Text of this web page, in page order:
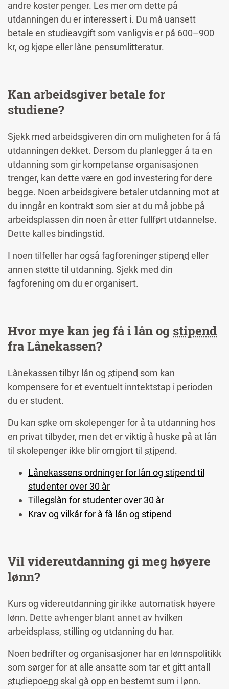
andre koster penger. Les mer om dette på
utdanningen du er interessert i. Du må uansett
betale en studieavgift som vanligvis er på 600–900
kr, og kjøpe eller låne pensumlitteratur.
Kan arbeidsgiver betale for
studiene?
Sjekk med arbeidsgiveren din om muligheten for å få
utdanningen dekket. Dersom du planlegger å ta en
utdanning som gir kompetanse organisasjonen
trenger, kan dette være en god investering for dere
begge. Noen arbeidsgivere betaler utdanning mot at
du inngår en kontrakt som sier at du må jobbe på
arbeidsplassen din noen år etter fullført utdannelse.
Dette kalles bindingstid.
I noen tilfeller har også fagforeninger stipend eller
annen støtte til utdanning. Sjekk med din
fagforening om du er organisert.
Hvor mye kan jeg få i lån og stipend
fra Lånekassen?
Lånekassen tilbyr lån og stipend som kan
kompensere for et eventuelt inntektstap i perioden
du er student.
Du kan søke om skolepenger for å ta utdanning hos
en privat tilbyder, men det er viktig å huske på at lån
til skolepenger ikke blir omgjort til stipend.
Lånekassens ordninger for lån og stipend til
studenter over 30 år
Tillegslån for studenter over 30 år
Krav og vilkår for å få lån og stipend
Vil videreutdanning gi meg høyere
lønn?
Kurs og videreutdanning gir ikke automatisk høyere
lønn. Dette avhenger blant annet av hvilken
arbeidsplass, stilling og utdanning du har.
Noen bedrifter og organisasjoner har en lønnspolitikk
som sørger for at alle ansatte som tar et gitt antall
studiepoeng skal gå opp en bestemt sum i lønn.